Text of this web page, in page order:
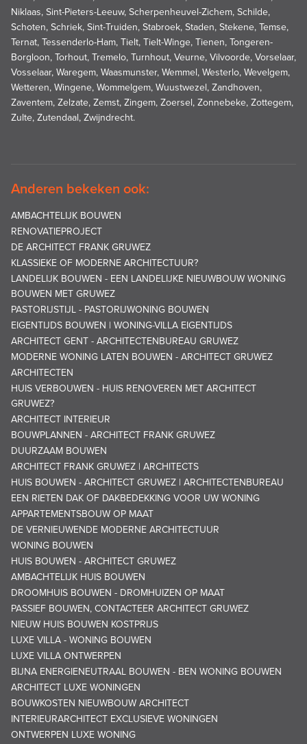
Niklaas, Sint-Pieters-Leeuw, Scherpenheuvel-Zichem, Schilde,
Schoten, Schriek, Sint-Truiden, Stabroek, Staden, Stekene, Temse,
Ternat, Tessenderlo-Ham, Tielt, Tielt-Winge, Tienen, Tongeren-
Borgloon, Torhout, Tremelo, Turnhout, Veurne, Vilvoorde, Vorselaar,
Vosselaar, Waregem, Waasmunster, Wemmel, Westerlo, Wevelgem,
Wetteren, Wingene, Wommelgem, Wuustwezel, Zandhoven,
Zaventem, Zelzate, Zemst, Zingem, Zoersel, Zonnebeke, Zottegem,
Zulte, Zutendaal, Zwijndrecht.
Anderen bekeken ook:
AMBACHTELIJK BOUWEN
RENOVATIEPROJECT
DE ARCHITECT FRANK GRUWEZ
KLASSIEKE OF MODERNE ARCHITECTUUR?
LANDELIJK BOUWEN - EEN LANDELIJKE NIEUWBOUW WONING
BOUWEN MET GRUWEZ
PASTORIJSTIJL - PASTORIJWONING BOUWEN
EIGENTIJDS BOUWEN | WONING-VILLA EIGENTIJDS
ARCHITECT GENT - ARCHITECTENBUREAU GRUWEZ
MODERNE WONING LATEN BOUWEN - ARCHITECT GRUWEZ
ARCHITECTEN
HUIS VERBOUWEN - HUIS RENOVEREN MET ARCHITECT
GRUWEZ?
ARCHITECT INTERIEUR
BOUWPLANNEN - ARCHITECT FRANK GRUWEZ
DUURZAAM BOUWEN
ARCHITECT FRANK GRUWEZ | ARCHITECTS
HUIS BOUWEN - ARCHITECT GRUWEZ | ARCHITECTENBUREAU
EEN RIETEN DAK OF DAKBEDEKKING VOOR UW WONING
APPARTEMENTSBOUW OP MAAT
DE VERNIEUWENDE MODERNE ARCHITECTUUR
WONING BOUWEN
HUIS BOUWEN - ARCHITECT GRUWEZ
AMBACHTELIJK HUIS BOUWEN
DROOMHUIS BOUWEN - DROMHUIZEN OP MAAT
PASSIEF BOUWEN, CONTACTEER ARCHITECT GRUWEZ
NIEUW HUIS BOUWEN KOSTPRIJS
LUXE VILLA - WONING BOUWEN
LUXE VILLA ONTWERPEN
BIJNA ENERGIENEUTRAAL BOUWEN - BEN WONING BOUWEN
ARCHITECT LUXE WONINGEN
BOUWKOSTEN NIEUWBOUW ARCHITECT
INTERIEURARCHITECT EXCLUSIEVE WONINGEN
ONTWERPEN LUXE WONING